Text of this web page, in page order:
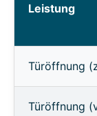
Leistung
Türöffnung
Türöffnung